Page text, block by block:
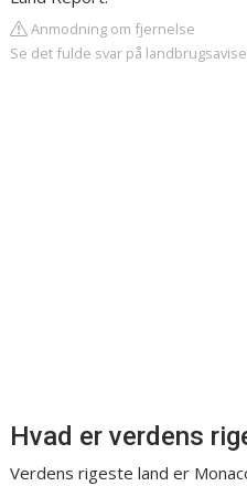
Anmodning om fjernelse
Se det fulde svar på
Hvad er verdens
Verdens rigeste land er